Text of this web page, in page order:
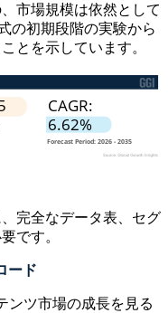
市場規模は依然として
の初期段階の実験から
とを示しています。
完全なデータ表、セグ
です。
ード
ンツ市場の成長を見る